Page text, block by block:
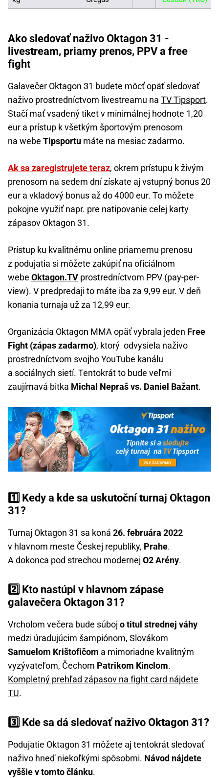
Ako sledovať naživo Oktagon 31 -
livestream, priamy prenos, PPV a free
fight
Galavečer Oktagon 31 budete môcť opäť sledovať
naživo prostredníctvom livestreamu na TV Tipsport.
Stačí mať vsadený tiket v minimálnej hodnote 1,20
eur a prístup k všetkým športovým prenosom
na webe Tipsportu máte na mesiac zadarmo.
Ak sa zaregistrujete teraz, okrem prístupu k živým
prenosom na sedem dní získate aj vstupný bonus 20
eur a vkladový bonus až do 4000 eur. To môžete
pokojne využiť napr. pre natipovanie celej karty
zápasov Oktagon 31.
Prístup ku kvalitnému online priamemu prenosu
z podujatia si môžete zakúpiť na oficiálnom
webe Oktagon.TV prostredníctvom PPV (pay-per-
view). V predpredaji to máte iba za 9,99 eur. V deň
konania turnaja už za 12,99 eur.
Organizácia Oktagon MMA opäť vybrala jeden Free
Fight (zápas zadarmo), ktorý odvysiela naživo
prostredníctvom svojho YouTube kanálu
a sociálnych sietí. Tentokrát to bude veľmi
zaujímavá bitka Michal Nepraš vs. Daniel Bažant.
1️⃣ Kedy a kde sa uskutoční turnaj Oktagon
31?
Turnaj Oktagon 31 sa koná 26. februára 2022
v hlavnom meste Českej republiky, Prahe.
A dokonca pod strechou modernej O2 Arény.
2️⃣ Kto nastúpi v hlavnom zápase
galavečera Oktagon 31?
Vrcholom večera bude súboj o titul strednej váhy
medzi úradujúcim šampiónom, Slovákom
Samuelom Krištofičom a mimoriadne kvalitným
vyzývateľom, Čechom Patrikom Kinclom.
Kompletný prehľad zápasov na fight card nájdete
TU.
3️⃣ Kde sa dá sledovať naživo Oktagon 31?
Podujatie Oktagon 31 môžete aj tentokrát sledovať
naživo hneď niekoľkými spôsobmi. Návod nájdete
vyššie v tomto článku.